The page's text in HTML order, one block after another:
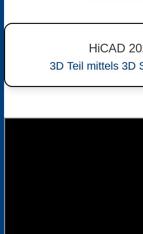
HiCAD
3D Teil mittels 3D